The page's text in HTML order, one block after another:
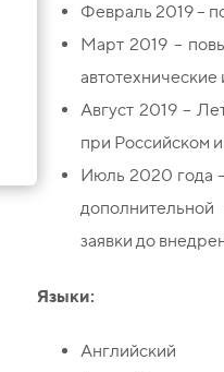
Февраль 2019 –
Март 2019 –
автотехнические
Август 2019 –
при Российском
Июль 2020 года
заявки до
Языки:
Английский